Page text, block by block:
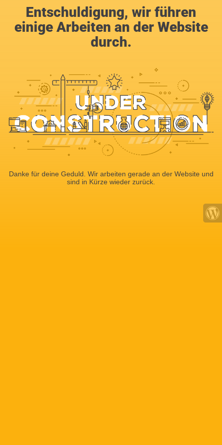
Entschuldigung, wir führen
einige Arbeiten an der Website
durch.
Danke für deine Geduld. Wir arbeiten gerade an der Website und
sind in Kürze wieder zurück.